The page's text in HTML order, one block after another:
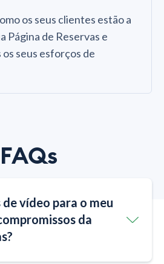
os seus clientes estão a
Página de Reservas e
seus esforços de
FAQs
vídeo para o meu
da